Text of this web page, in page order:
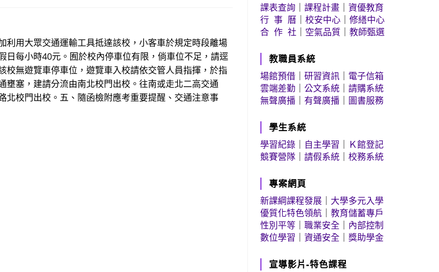
用大眾交通運輸工具抵達該校，小客車於規定時段離場
每小時40元。囿於校內停車位有限，倘車位不足，請逕
無遊覽車停車位，遊覽車入校請依交管人員指揮，於指
塞，建請分流由南北校門出校。往南或走北二高交通
校門出校。五、隨函檢附應考重要提醒、交通注意事
課表查詢 ｜課程計畫 ｜資優教育
行 事 曆 ｜校安中心 ｜修繕中心
合 作 社
空氣品質 ｜教師甄選
教職員系統
場館預借 ｜研習資訊
電子信箱
雲端差勤 ｜公文系統 ｜請購系統
無聲廣播
有聲廣播 圖書服務
學生系統
學習紀錄
自主學習
Ｋ館登記
競賽營隊 ｜請假系統 ｜校務系統
專案網頁
新課綱課程發展
大學多元入學
優質化特色領航 ｜教育儲蓄專戶
性別平等 ｜職業安全
內部控制
數位學習 ｜資通安全 ｜獎助學金
宣導影片-特色課程